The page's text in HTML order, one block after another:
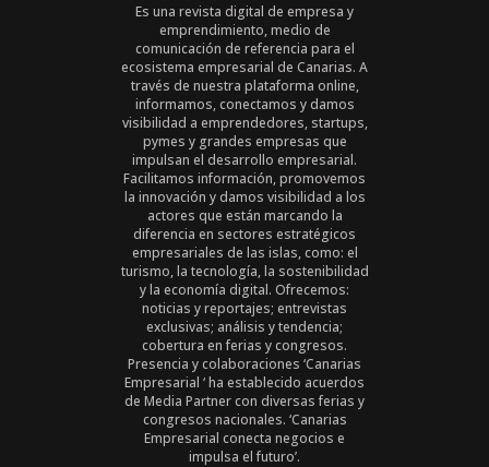
Es una revista digital de empresa y
emprendimiento, medio de
comunicación de referencia para el
ecosistema empresarial de Canarias. A
través de nuestra plataforma online,
informamos, conectamos y damos
visibilidad a emprendedores, startups,
pymes y grandes empresas que
impulsan el desarrollo empresarial.
Facilitamos información, promovemos
la innovación y damos visibilidad a los
actores que están marcando la
diferencia en sectores estratégicos
empresariales de las islas, como: el
turismo, la tecnología, la sostenibilidad
y la economía digital. Ofrecemos:
noticias y reportajes; entrevistas
exclusivas; análisis y tendencia;
cobertura en ferias y congresos.
Presencia y colaboraciones ‘Canarias
Empresarial ‘ ha establecido acuerdos
de Media Partner con diversas ferias y
congresos nacionales. ‘Canarias
Empresarial conecta negocios e
impulsa el futuro’.